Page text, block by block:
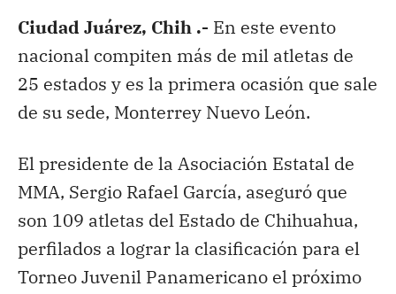
Ciudad Juárez, Chih .- En este evento
nacional compiten más de mil atletas de
25 estados y es la primera ocasión que sale
de su sede, Monterrey Nuevo León.
El presidente de la Asociación Estatal de
MMA, Sergio Rafael García, aseguró que
son 109 atletas del Estado de Chihuahua,
perfilados a lograr la clasificación para el
Torneo Juvenil Panamericano el próximo